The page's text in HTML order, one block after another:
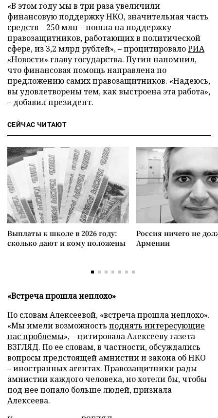
«В этом году мы в три раза увеличили
финансовую поддержку НКО, значительная часть
средств – 250 млн – пошла на поддержку
правозащитников, работающих в политической
сфере, из 3,2 млрд рублей», – процитировалоРИА
«Новости» главу государства. Путин напомнил,
что финансовая помощь направлена по
предложению самих правозащитников. «Надеюсь,
вы удовлетворены тем, как выстроена эта работа»,
– добавил президент.
СЕЙЧАС ЧИТАЮТ
Выплаты к школе в 2026 году:
сколько дают и кому положены
Россия ничего не
Армении
«Встреча прошла неплохо»
По словам Алексеевой, «встреча прошла неплохо».
«Мы имели возможность поднять интересующие
нас проблемы», – цитировала Алексееву газета
ВЗГЛЯД. По ее словам, в частности, обсуждались
вопросы предстоящей амнистии и закона об НКО
– иностранных агентах. Правозащитники рады
амнистии каждого человека, но хотели бы, чтобы
под нее попало больше людей, признала
Алексеева.